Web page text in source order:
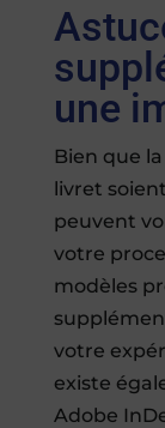
une
Bien que
livret
peuvent
votre
modèles
votre
existe
Adobe